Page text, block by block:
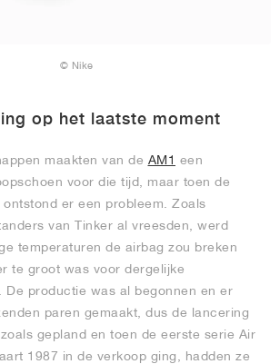
© Nike
op het laatste moment
maakten van de AM1 een
voor die tijd, maar toen de
er een probleem. Zoals
van Tinker al vreesden, werd
temperaturen de airbag zou breken
te groot was voor dergelijke
De productie was al begonnen en er
paren gemaakt, dus de lancering
gepland en toen de eerste serie Air
1987 in de verkoop ging, hadden ze